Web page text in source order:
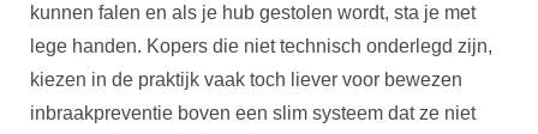
kunnen falen en als je hub gestolen wordt, sta je met
lege handen. Kopers die niet technisch onderlegd zijn,
kiezen in de praktijk vaak toch liever voor bewezen
inbraakpreventie boven een slim systeem dat ze niet